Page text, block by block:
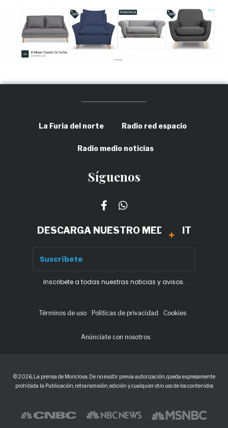
La Furia del norte Radio red espacio
Radio medio noticias
Síguenos
DESCARGA NUESTRO MEDIA KIT
Inscribete a todas nuestras noticias y avisos.
Términos de uso Políticas de privacidad Cookies
Anúnciate con nosotros
© 2026, La prensa de Monclova. De no existir previa autorización, queda expresamente
prohibida la Publicación, retransmisión, edición y cualquier otro uso de los contenidos